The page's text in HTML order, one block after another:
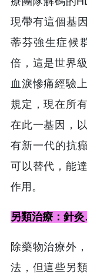
現帶有這個基
蒂芬強生症候
倍，這是世界
血淚慘痛經驗
規定，現在所
在此一基因，
有新一代的抗
可以替代，能
作用。
另類治療：針
除藥物治療外
法，但這些另